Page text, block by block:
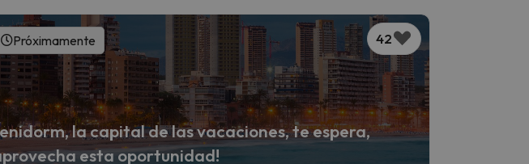
42
Próximamente
la capital de las vacaciones, te espera,
esta oportunidad!